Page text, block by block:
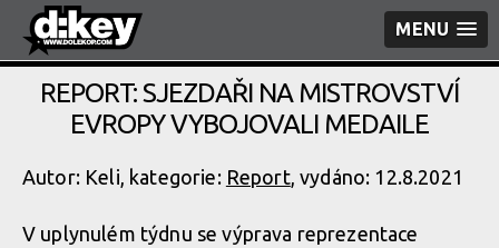
MENU
REPORT: SJEZDAŘI NA MISTROVSTVÍ
EVROPY VYBOJOVALI MEDAILE
Autor: Keli, kategorie: Report, vydáno: 12.8.2021
V uplynulém týdnu se výprava reprezentace